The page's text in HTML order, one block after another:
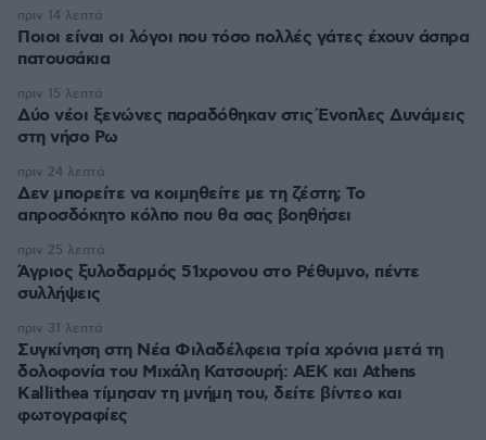
Ποιοι είναι οι λόγοι που τόσο πολλές γάτες έχουν άσπρα
πατουσάκια
πριν 14 λεπτά
Δύο νέοι ξενώνες παραδόθηκαν στις Ένοπλες Δυνάμεις
στη νήσο Ρω
πριν 15 λεπτά
Δεν μπορείτε να κοιμηθείτε με τη ζέστη; Το
απροσδόκητο κόλπο που θα σας βοηθήσει
πριν 24 λεπτά
Άγριος ξυλοδαρμός 51χρονου στο Ρέθυμνο, πέντε
συλλήψεις
πριν 25 λεπτά
Συγκίνηση στη Νέα Φιλαδέλφεια τρία χρόνια μετά τη
δολοφονία του Μιχάλη Κατσουρή: ΑΕΚ και Athens
Kallithea τίμησαν τη μνήμη του, δείτε βίντεο και
φωτογραφίες
πριν 31 λεπτά